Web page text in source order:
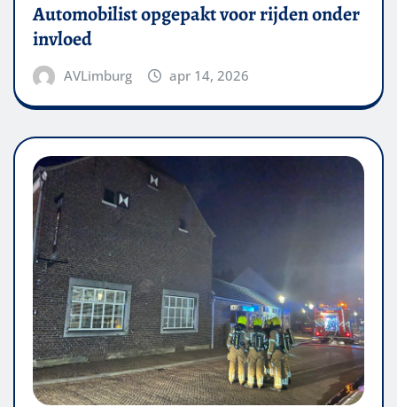
Automobilist opgepakt voor rijden onder
invloed
AVLimburg apr 14, 2026